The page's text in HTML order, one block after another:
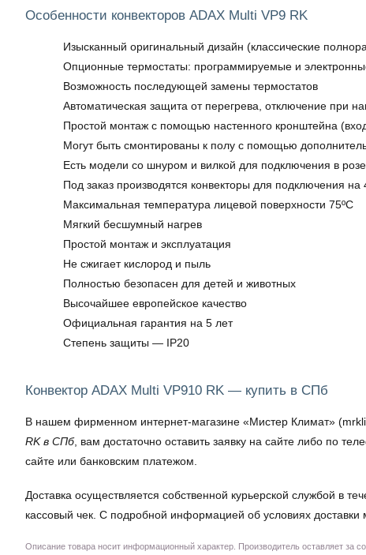
Особенности конвекторов ADAX Multi VP9 RK
Изысканный оригинальный дизайн (классические
Опционные термостаты: программируемые и
Возможность последующей замены термостатов
Автоматическая защита от перегрева, отключение при
Простой монтаж с помощью настенного кронштейна
Могут быть смонтированы к полу с помощью
Есть модели со шнуром и вилкой для подключения в
Под заказ производятся конвекторы для подключения на
Максимальная температура лицевой поверхности 75ºC
Мягкий бесшумный нагрев
Простой монтаж и эксплуатация
Не сжигает кислород и пыль
Полностью безопасен для детей и животных
Высочайшее европейское качество
Официальная гарантия на 5 лет
Степень защиты — IP20
Конвектор ADAX Multi VP910 RK — купить в СПб
В нашем фирменном интернет-магазине «Мистер Климат»
RK в СПб, вам достаточно оставить заявку на сайте либо по
сайте или банковским платежом.
Доставка осуществляется собственной курьерской службой в
кассовый чек. С подробной информацией об условиях доставки
Описание товара носит информационный характер. Производитель оставляет за